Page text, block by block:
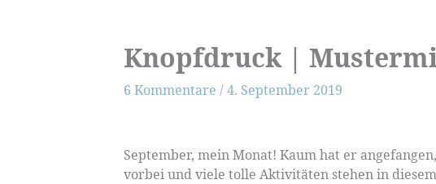
Knopfdruck |
6 Kommentare /4. September 2019
September, mein Monat! Kaum hat er
vorbei und viele tolle Aktivitäten stehen in